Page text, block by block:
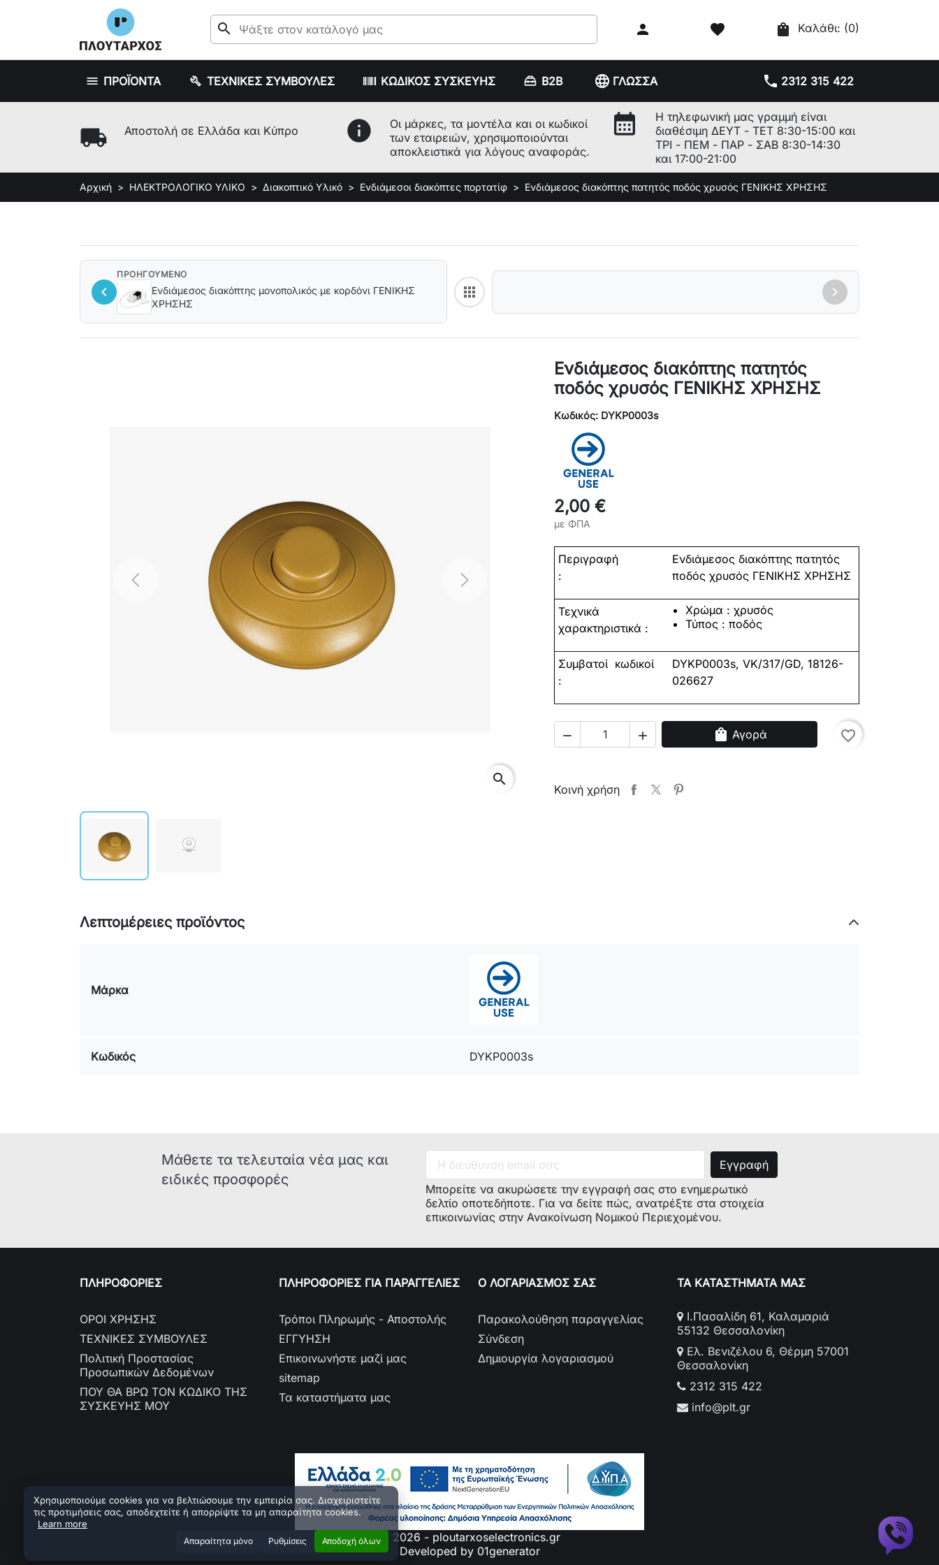
search  favorite shopping_bag Καλάθι: (0)
ΠΡΟΪΟΝΤΑ ΤΕΧΝΙΚΕΣ ΣΥΜΒΟΥΛΕΣ ΚΩΔΙΚΟΣ ΣΥΣΚΕΥΗΣ B2B phone 2312 315 422
language ΓΛΩΣΣΑ
local_shipping Αποστολή σε Ελλάδα και Κύπρο info
Οι μάρκες, τα μοντέλα και οι κωδικοί
των εταιρειών, χρησιμοποιούνται
αποκλειστικά για λόγους αναφοράς.
calendar_month
Η τηλεφωνική μας γραμμή είναι
διαθέσιμη ΔΕΥΤ - ΤΕΤ 8:30-15:00 και
ΤΡΙ - ΠΕΜ - ΠΑΡ - ΣΑΒ 8:30-14:30
και 17:00-21:00
Αρχική ΗΛΕΚΤΡΟΛΟΓΙΚΟ ΥΛΙΚΟ Διακοπτικό Υλικό Ενδιάμεσοι διακόπτες πορτατίφ Ενδιάμεσος διακόπτης πατητός ποδός χρυσός ΓΕΝΙΚΗΣ ΧΡΗΣΗΣ
chevron_left
ΠΡΟΗΓΟΥΜΕΝΟ
Ενδιάμεσος διακόπτης μονοπολικός με κορδόνι ΓΕΝΙΚΗΣ
ΧΡΗΣΗΣ
appsBack to category chevron_right
Previous Next
search
Ενδιάμεσος διακόπτης πατητός
ποδός χρυσός ΓΕΝΙΚΗΣ ΧΡΗΣΗΣ
Κωδικός: DYKP0003s
2,00 €
με ΦΠΑ
Περιγραφή
:
Ενδιάμεσος διακόπτης πατητός
ποδός χρυσός ΓΕΝΙΚΗΣ ΧΡΗΣΗΣ
Τεχνικά
χαρακτηριστικά :
Χρώμα : χρυσός
Τύπος :ποδός
Συμβατοί κωδικοί
:
DYKP0003s, VK/317/GD, 18126-
026627
  shopping_bag Αγορά favorite_border
Κοινή χρήση
Λεπτομέρειες προϊόντος
Μάρκα
Κωδικός DYKP0003s
Μάθετε τα τελευταία νέα μας και
ειδικές προσφορές
Μπορείτε να ακυρώσετε την εγγραφή σας στο ενημερωτικό
δελτίο οποτεδήποτε. Για να δείτε πώς, ανατρέξτε στα στοιχεία
επικοινωνίας στην Ανακοίνωση Νομικού Περιεχομένου.
ΠΛΗΡΟΦΟΡΙΕΣ
ΟΡΟΙ ΧΡΗΣΗΣ
ΤΕΧΝΙΚΕΣ ΣΥΜΒΟΥΛΕΣ
Πολιτική Προστασίας
Προσωπικών Δεδομένων
ΠΟΥ ΘΑ ΒΡΩ ΤΟΝ ΚΩΔΙΚΟ ΤΗΣ
ΣΥΣΚΕΥΗΣ ΜΟΥ
ΠΛΗΡΟΦΟΡΙΕΣ ΓΙΑ ΠΑΡΑΓΓΕΛΙΕΣ
Τρόποι Πληρωμής - Αποστολής
ΕΓΓΥΗΣΗ
Επικοινωνήστε μαζί μας
sitemap
Τα καταστήματα μας
Ο ΛΟΓΑΡΙΑΣΜΟΣ ΣΑΣ
Παρακολούθηση παραγγελίας
Σύνδεση
Δημιουργία λογαριασμού
ΤΑ ΚΑΤΑΣΤΗΜΑΤΑ ΜΑΣ
Ι.Πασαλίδη 61, Καλαμαριά
55132 Θεσσαλονίκη
Ελ. Βενιζέλου 6, Θέρμη 57001
Θεσσαλονίκη
2312 315 422
info@plt.gr
Χρησιμοποιούμε cookies για να βελτιώσουμε την εμπειρία σας. Διαχειριστείτε
τις προτιμήσεις σας, αποδεχτείτε ή απορρίψτε τα μη απαραίτητα cookies.
Learn more
Aπαραίτητα μόνο Ρυθμίσεις Αποδοχή όλων© 2026 - ploutarxoselectronics.gr
Developed by 01generator